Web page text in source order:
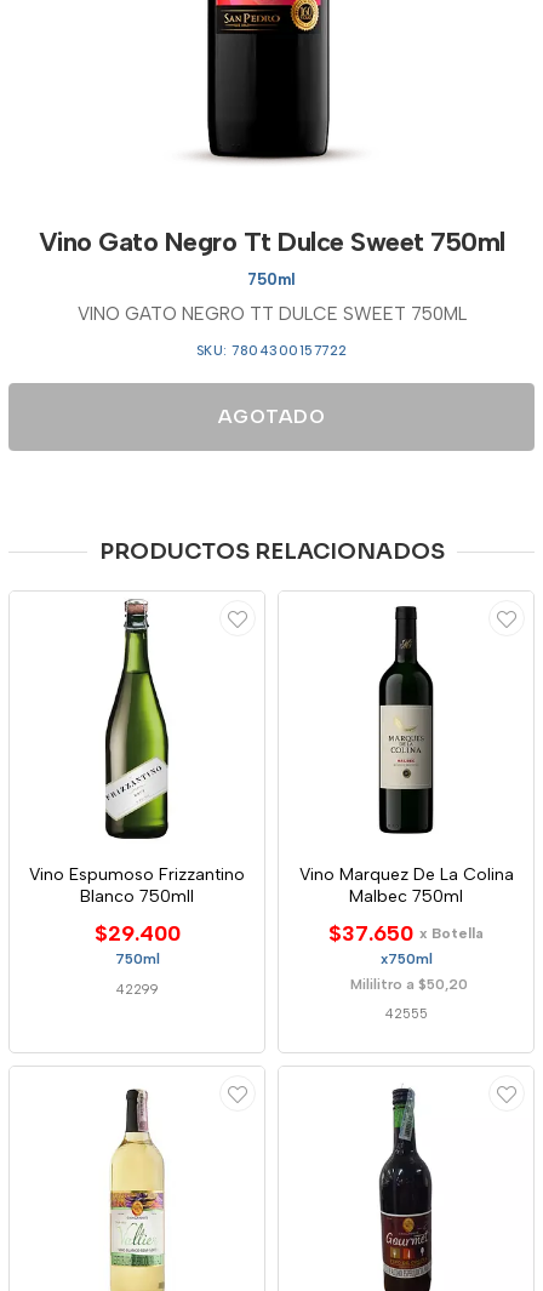
Vino Gato Negro Tt Dulce Sweet 750ml
750ml
VINO GATO NEGRO TT DULCE SWEET 750ML
SKU: 7804300157722
AGOTADO
PRODUCTOS RELACIONADOS
Vino Espumoso Frizzantino
Blanco 750mll
$29.400
750ml
42299
Vino Marquez De La Colina
Malbec 750ml
$37.650 x Botella
x750ml
Mililitro a $50,20
42555